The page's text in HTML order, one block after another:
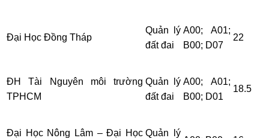
Đại Học Đồng Tháp
Quản lý
đất đai
A00; A01;
B00; D07
22
ĐH Tài Nguyên môi trường
TPHCM
Quản lý
đất đai
A00; A01;
B00; D01
18.5
Đại Học Nông Lâm – Đại Học Quản lý